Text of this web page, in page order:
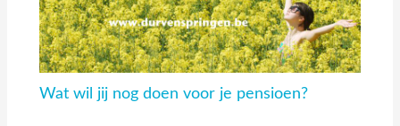
Wat wil jij nog doen voor je pensioen?